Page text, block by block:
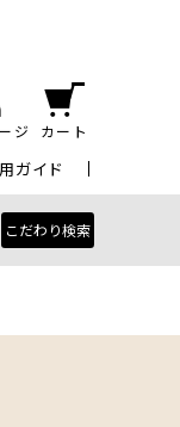
ジ カート
ガイド
こだわり検索